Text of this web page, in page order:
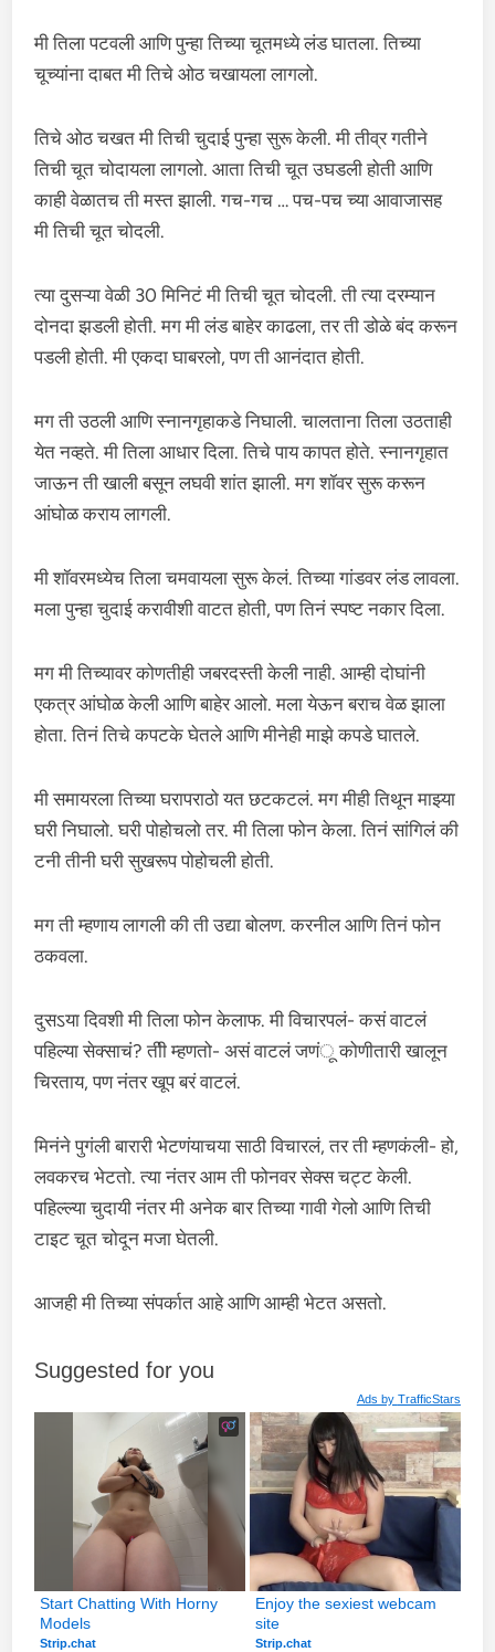
मी तिला पटवली आणि पुन्हा तिच्या चूतमध्ये लंड घातला. तिच्या
चूच्यांना दाबत मी तिचे ओठ चखायला लागलो.
तिचे ओठ चखत मी तिची चुदाई पुन्हा सुरू केली. मी तीव्र गतीने
तिची चूत चोदायला लागलो. आता तिची चूत उघडली होती आणि
काही वेळातच ती मस्त झाली. गच-गच … पच-पच च्या आवाजासह
मी तिची चूत चोदली.
त्या दुसऱ्या वेळी 30 मिनिटं मी तिची चूत चोदली. ती त्या दरम्यान
दोनदा झडली होती. मग मी लंड बाहेर काढला, तर ती डोळे बंद करून
पडली होती. मी एकदा घाबरलो, पण ती आनंदात होती.
मग ती उठली आणि स्नानगृहाकडे निघाली. चालताना तिला उठताही
येत नव्हते. मी तिला आधार दिला. तिचे पाय कापत होते. स्नानगृहात
जाऊन ती खाली बसून लघवी शांत झाली. मग शॉवर सुरू करून
आंघोळ कराय लागली.
मी शॉवरमध्येच तिला चमवायला सुरू केलं. तिच्या गांडवर लंड लावला.
मला पुन्हा चुदाई करावीशी वाटत होती, पण तिनं स्पष्ट नकार दिला.
मग मी तिच्यावर कोणतीही जबरदस्ती केली नाही. आम्ही दोघांनी
एकत्र आंघोळ केली आणि बाहेर आलो. मला येऊन बराच वेळ झाला
होता. तिनं तिचे कपटके घेतले आणि मीनेही माझे कपडे घातले.
मी समायरला तिच्या घरापराठो यत छटकटलं. मग मीही तिथून माझ्या
घरी निघालो. घरी पोहोचलो तर. मी तिला फोन केला. तिनं सांगिलं की
टनी तीनी घरी सुखरूप पोहोचली होती.
मग ती म्हणाय लागली की ती उद्या बोलण. करनील आणि तिनं फोन
ठकवला.
दुसऽया दिवशी मी तिला फोन केलाफ. मी विचारपलं- कसं वाटलं
पहिल्या सेक्‍साचं? तीी म्हणतो- असं वाटलं जणंू कोणीतारी खालून
चिरताय, पण नंतर खूप बरं वाटलं.
मिनंने पुगंली बारारी भेटणंयाचया साठी विचारलं, तर ती म्हणकंली- हो,
लवकरच भेटतो. त्‍या नंतर आम ती फोनवर सेक्‍स चट्ट केली.
पहिल्ल्या चुदायी नंतर मी अनेक बार तिच्या गावी गेलो आणि तिची
टाइट चूत चोदून मजा घेतली.
आजही मी तिच्या संपर्कात आहे आणि आम्ही भेटत असतो.
Suggested for you
Ads by TrafficStars
Start Chatting With Horny
Models
Strip.chat
Enjoy the sexiest webcam
site
Strip.chat